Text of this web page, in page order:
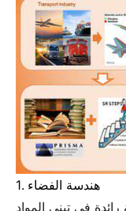
1. هندسة الفضاء
في تبني المواد